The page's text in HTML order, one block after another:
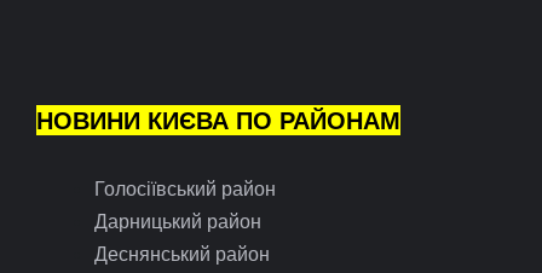
НОВИНИ КИЄВА ПО РАЙОНАМ
Голосіївський район
Дарницький район
Деснянський район